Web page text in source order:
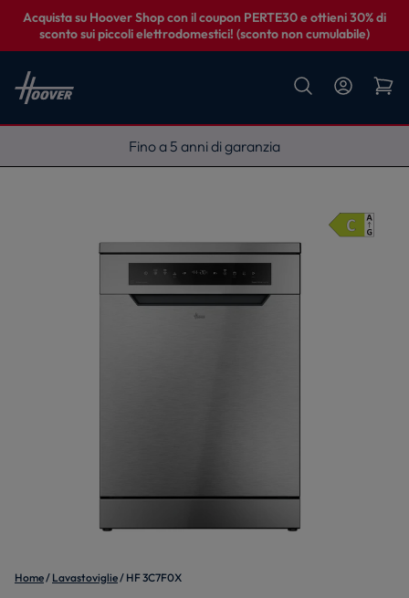
Acquista su Hoover Shop con il coupon PERTE30 e ottieni 30% di
sconto sui piccoli elettrodomestici! (sconto non cumulabile)
Fino a 5 anni di garanzia
Home Lavastoviglie HF 3C7F0X